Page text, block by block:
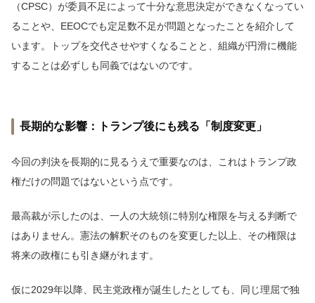
（CPSC）が委員不足によって十分な意思決定ができなくなってい
ることや、EEOCでも定足数不足が問題となったことを紹介して
います。トップを交代させやすくなることと、組織が円滑に機能
することは必ずしも同義ではないのです。
長期的な影響：トランプ後にも残る「制度変更」
今回の判決を長期的に見るうえで重要なのは、これはトランプ政
権だけの問題ではないという点です。
最高裁が示したのは、一人の大統領に特別な権限を与える判断で
はありません。憲法の解釈そのものを変更した以上、その権限は
将来の政権にも引き継がれます。
仮に2029年以降、民主党政権が誕生したとしても、同じ理屈で独